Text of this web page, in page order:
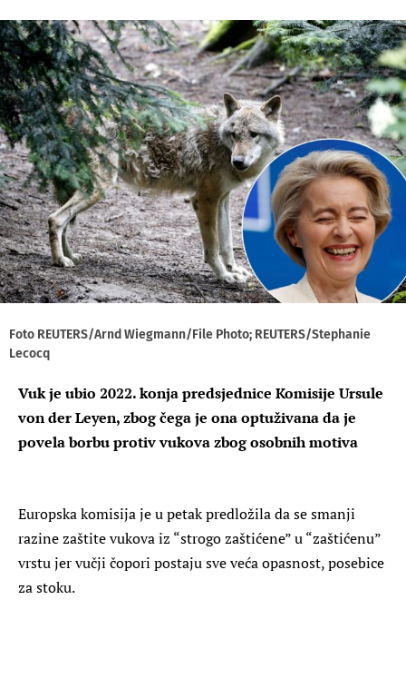
Foto REUTERS/Arnd Wiegmann/File Photo; REUTERS/Stephanie
Lecocq
Vuk je ubio 2022. konja predsjednice Komisije Ursule
von der Leyen, zbog čega je ona optuživana da je
povela borbu protiv vukova zbog osobnih motiva
Europska komisija je u petak predložila da se smanji
razine zaštite vukova iz “strogo zaštićene” u “zaštićenu”
vrstu jer vučji čopori postaju sve veća opasnost, posebice
za stoku.